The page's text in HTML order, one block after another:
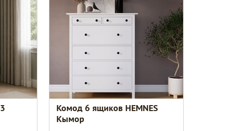
Комод 6 ящиков HEMNES
Кымор